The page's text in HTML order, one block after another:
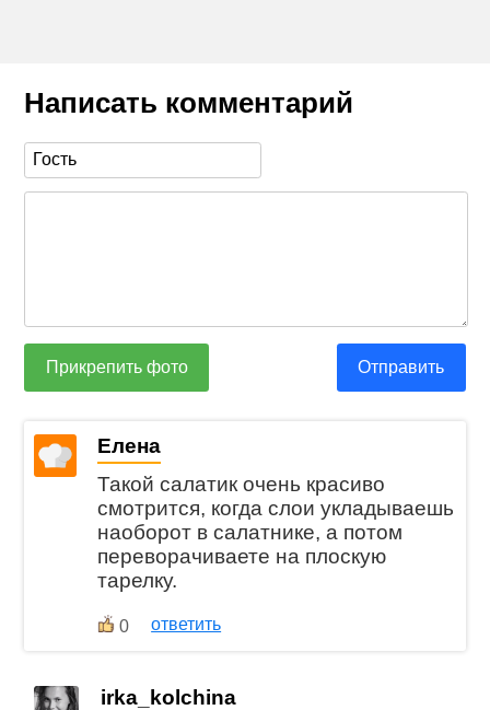
Написать комментарий
Прикрепить фото Отправить
Елена
Такой салатик очень красиво
смотрится, когда слои укладываешь
наоборот в салатнике, а потом
переворачиваете на плоскую
тарелку.
0 ответить
irka_kolchina